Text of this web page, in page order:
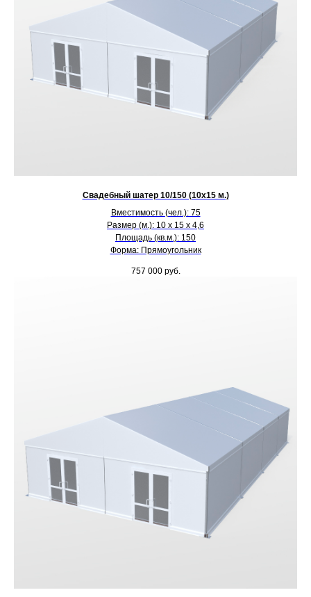
Свадебный шатер 10/150 (10х15 м.)
Вместимость (чел.): 75
Размер (м.): 10 х 15 х 4,6
Площадь (кв.м.): 150
Форма: Прямоугольник
757 000 руб.